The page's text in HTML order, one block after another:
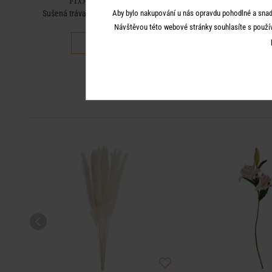
Sušená tráva "Zaječí ocásek" - bělená Kytice sušených
549
Aby bylo nakupování u nás opravdu pohodlné a
Návštěvou této webové stránky souhlasíte s